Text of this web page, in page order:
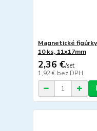
Magnetické
10 ks, 11x17mm
2,36 €/set
1,92 € bez DPH